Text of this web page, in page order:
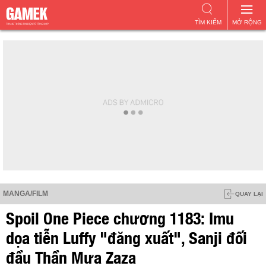
MỞ RỘNG
TÌM KIẾM
MANGA/FILM QUAY LẠI
Spoil One Piece chương 1183: Imu
dọa tiễn Luffy "đăng xuất", Sanji đối
đầu Thần Mưa Zaza